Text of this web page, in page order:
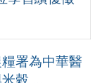
署為中華醫